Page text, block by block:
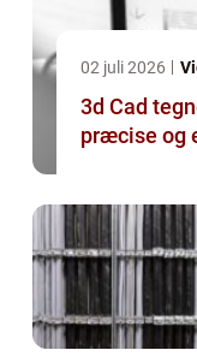
02 juli 2026
3d Cad tegner sådan
præcise og